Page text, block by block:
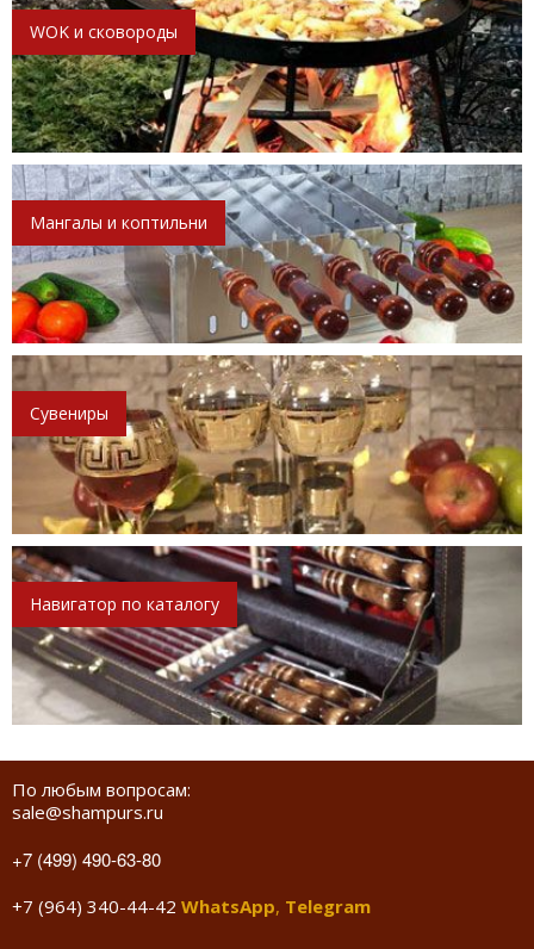
WOK и сковороды
Мангалы и коптильни
Сувениры
Навигатор по каталогу
По любым вопросам:
sale@shampurs.ru
+7 (499) 490-63-80
+7 (964) 340-44-42 WhatsApp, Telegram